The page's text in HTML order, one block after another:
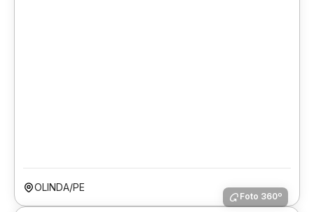
OLINDA/PE
Foto 360º